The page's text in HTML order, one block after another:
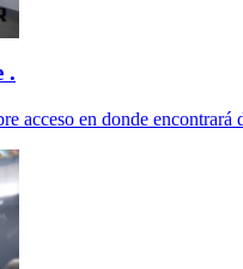
.
acceso en donde